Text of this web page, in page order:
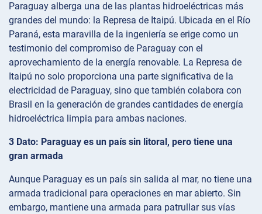
Paraguay alberga una de las plantas hidroeléctricas más
grandes del mundo: la Represa de Itaipú. Ubicada en el Río
Paraná, esta maravilla de la ingeniería se erige como un
testimonio del compromiso de Paraguay con el
aprovechamiento de la energía renovable. La Represa de
Itaipú no solo proporciona una parte significativa de la
electricidad de Paraguay, sino que también colabora con
Brasil en la generación de grandes cantidades de energía
hidroeléctrica limpia para ambas naciones.
3 Dato: Paraguay es un país sin litoral, pero tiene una
gran armada
Aunque Paraguay es un país sin salida al mar, no tiene una
armada tradicional para operaciones en mar abierto. Sin
embargo, mantiene una armada para patrullar sus vías